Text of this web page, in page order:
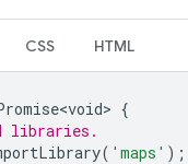
CSS HTML
{
libraries.
( 'maps' );